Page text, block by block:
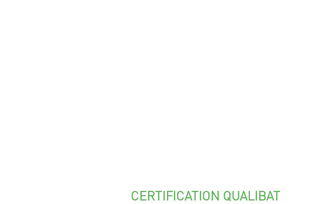
CERTIFICATION QUALIBAT